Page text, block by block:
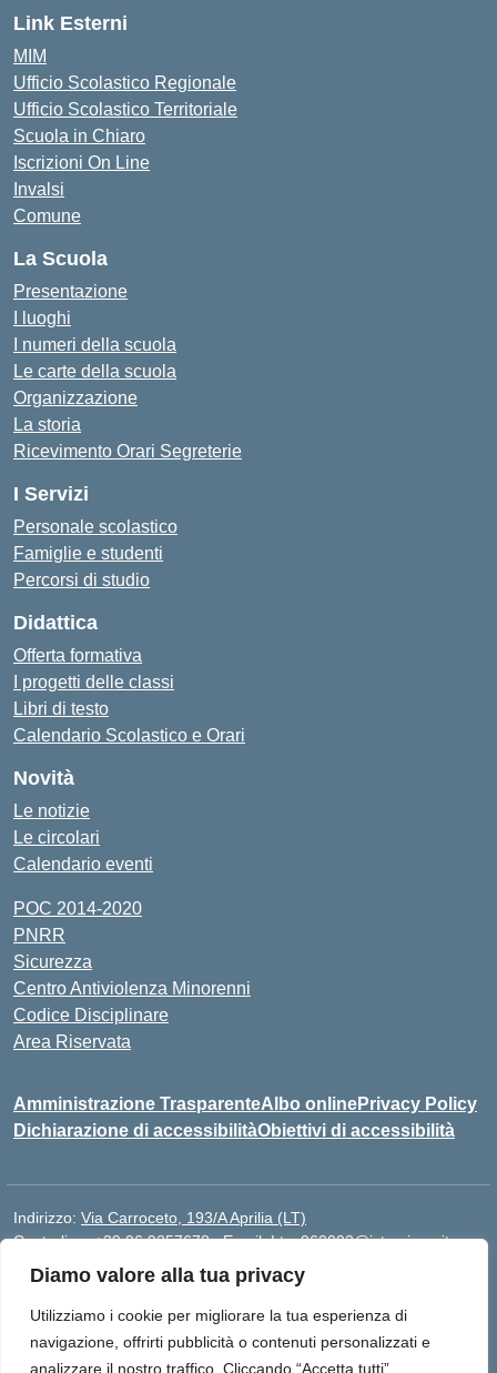
Diamo valore alla tua privacy
Utilizziamo i cookie per migliorare la tua esperienza di
navigazione, offrirti pubblicità o contenuti personalizzati e
analizzare il nostro traffico. Cliccando “Accetta tutti”,
Link Esterni
MIM
Ufficio Scolastico Regionale
Ufficio Scolastico Territoriale
Scuola in Chiaro
Iscrizioni On Line
Invalsi
Comune
La Scuola
Presentazione
I luoghi
I numeri della scuola
Le carte della scuola
Organizzazione
La storia
Ricevimento Orari Segreterie
I Servizi
Personale scolastico
Famiglie e studenti
Percorsi di studio
Didattica
Offerta formativa
I progetti delle classi
Libri di testo
Calendario Scolastico e Orari
Novità
Le notizie
Le circolari
Calendario eventi
POC 2014-2020
PNRR
Sicurezza
Centro Antiviolenza Minorenni
Codice Disciplinare
Area Riservata
Amministrazione TrasparenteAlbo onlinePrivacy Policy
Dichiarazione di accessibilitàObiettivi di accessibilità
Indirizzo: Via Carroceto, 193/A Aprilia (LT)
Centralino:+39 06 9257678 Email:Ltps060002@istruzione.it
Posta elettronica certificata (PEC):Ltps060002@pec.istruzione.it
Codice meccanografico:
LTPS060002